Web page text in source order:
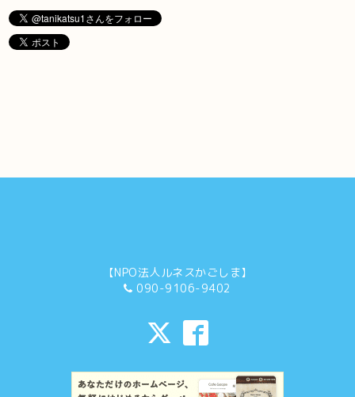
【NPO法人ルネスかごしま】
090-9106-9402